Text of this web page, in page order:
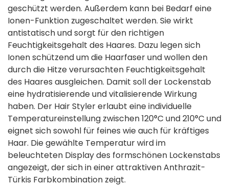
geschützt werden. Außerdem kann bei Bedarf eine
Ionen-Funktion zugeschaltet werden. Sie wirkt
antistatisch und sorgt für den richtigen
Feuchtigkeitsgehalt des Haares. Dazu legen sich
Ionen schützend um die Haarfaser und wollen den
durch die Hitze verursachten Feuchtigkeitsgehalt
des Haares ausgleichen. Damit soll der Lockenstab
eine hydratisierende und vitalisierende Wirkung
haben. Der Hair Styler erlaubt eine individuelle
Temperatureinstellung zwischen 120°C und 210°C und
eignet sich sowohl für feines wie auch für kräftiges
Haar. Die gewählte Temperatur wird im
beleuchteten Display des formschönen Lockenstabs
angezeigt, der sich in einer attraktiven Anthrazit-
Türkis Farbkombination zeigt.